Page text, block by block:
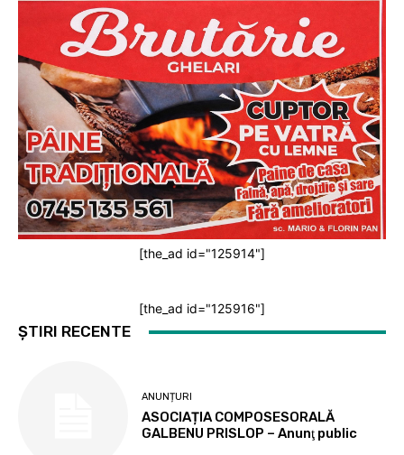
[the_ad id="125914"]
[the_ad id="125916"]
ȘTIRI RECENTE
ANUNȚURI
ASOCIAȚIA COMPOSESORALĂ
GALBENU PRISLOP – Anunţ public